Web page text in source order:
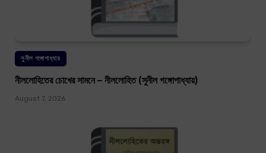
সুনীল গঙ্গোপাধ্যায়
নীললোহিতের চোখের সামনে – নীললোহিত (সুনীল গঙ্গোপাধ্যায়)
August 7, 2026